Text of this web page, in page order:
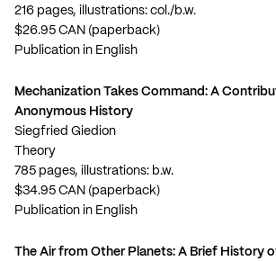
216 pages, illustrations: col./b.w.
$26.95 CAN (paperback)
Publication in English
Mechanization Takes Command: A
Anonymous History
Siegfried Giedion
Theory
785 pages, illustrations: b.w.
$34.95 CAN (paperback)
Publication in English
The Air from Other Planets: A Brief History